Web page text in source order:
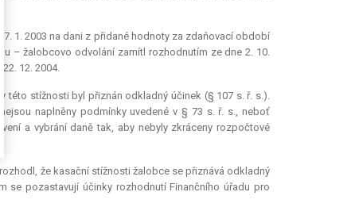
1. 2003 na dani z přidané hodnoty za zdaňovací období
– žalobcovo odvolání zamítl rozhodnutím ze dne 2. 10.
12. 2004.
stížnosti byl přiznán odkladný účinek (§ 107 s. ř. s.).
naplněny podmínky uvedené v § 73 s. ř. s., neboť
a vybrání daně tak, aby nebyly zkráceny rozpočtové
že kasační stížnosti žalobce se přiznává odkladný
se pozastavují účinky rozhodnutí Finančního úřadu pro